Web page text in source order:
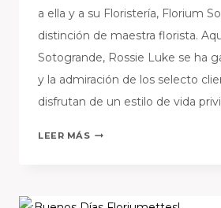
a ella y a su Floristería, Florium
distinción de maestra florista.
Sotogrande, Rossie Luke se ha
y la admiración de los selecto
disfrutan de un estilo de vida
LEER MÁS ROSSI
MERCADO